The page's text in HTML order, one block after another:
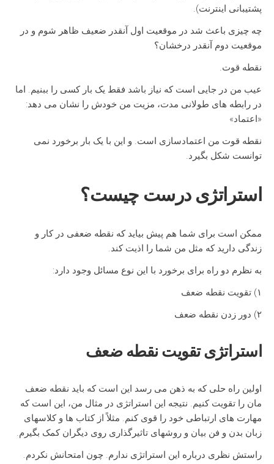
پشتیبانی اینترنت).
چه چیزی باعث شد در موقعیت اول آنقدر ضعیف ظاهر شوم و در
موقعیت دوم آنقدر درخشان؟
نقطه قوت.
عیب من در جایی است که نیاز باشد فقط یک بار کسی را ببنیم. اما
در رابطه های طولانی مدت، مزیت من خودش را نشان می دهد:
«اعتماد»
نقطه قوت من اعتمادسازی است. و این با یک بار برخورد نمی
توانست شکل بگیرد.
استراتژی درست چیست؟
ممکن است برای شما هم پیش بیاید که نقطه ضعفی در کار و
زندگی دارید که مثل من شما را اذیت کند.
به نظرم دو راه برای برخورد با این نوع مسائل وجود دارد:
۱) تقویت نقطه ضعف
۲) دور زدن نقطه ضعف
استراتژی تقویت نقطه ضعف
اولین راه حلی که به ذهن می رسد این است که باید نقطه ضعف
مان را تقویت کنیم. نتیجه این استراتژی در مثال من، این است که
مهارت های ارتباطی خود را قوی کنم. مثلاً از کتاب ها و کلاسهای
زبان بدن و فن بیان و روشهای تاثیرگذاری روی دیگران کمک بگیرم.
راستش نظری درباره این استراتژی ندارم. چون امتحانش نکردم.